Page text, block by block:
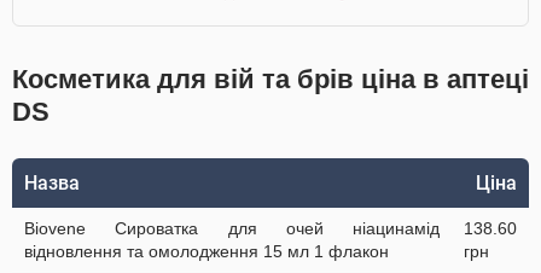
Косметика для вій та брів ціна в аптеці
DS
Назва Ціна
Biovene Сироватка для очей ніацинамід
відновлення та омолодження 15 мл 1 флакон
138.60
грн